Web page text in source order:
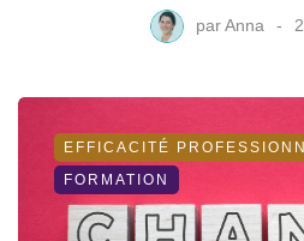
parAnna
EFFICACITÉ
FORMATION